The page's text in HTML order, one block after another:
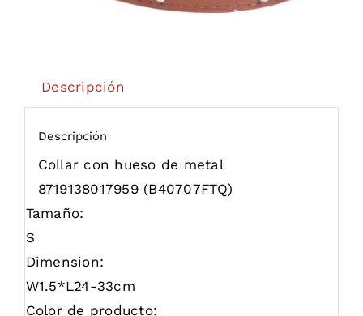
Descripción
Descripción
Collar con hueso de metal
8719138017959 (B40707FTQ)
Tamaño:
S
Dimension:
W1.5*L24-33cm
Color de producto: